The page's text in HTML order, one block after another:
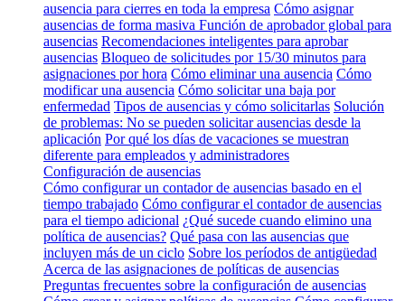
ausencia para cierres en toda la empresa Cómo asignar
ausencias de forma masiva Función de aprobador global para
ausencias Recomendaciones inteligentes para aprobar
ausencias Bloqueo de solicitudes por 15/30 minutos para
asignaciones por hora Cómo eliminar una ausencia Cómo
modificar una ausencia Cómo solicitar una baja por
enfermedad Tipos de ausencias y cómo solicitarlas Solución
de problemas: No se pueden solicitar ausencias desde la
aplicación Por qué los días de vacaciones se muestran
diferente para empleados y administradores
Configuración de ausencias
Cómo configurar un contador de ausencias basado en el
tiempo trabajado Cómo configurar el contador de ausencias
para el tiempo adicional ¿Qué sucede cuando elimino una
política de ausencias? Qué pasa con las ausencias que
incluyen más de un ciclo Sobre los períodos de antigüedad
Acerca de las asignaciones de políticas de ausencias
Preguntas frecuentes sobre la configuración de ausencias